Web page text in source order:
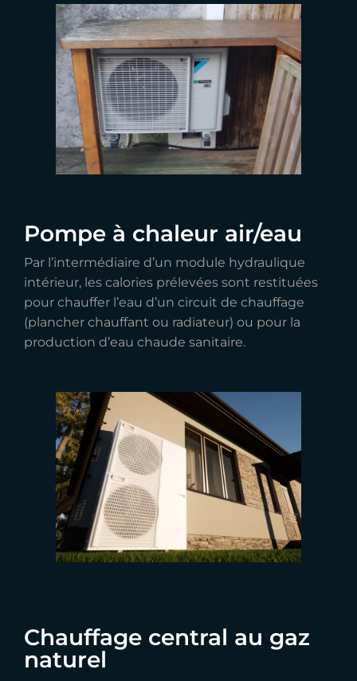
Pompe à chaleur air/eau
Par l’intermédiaire d’un module hydraulique
intérieur, les calories prélevées sont restituées
pour chauffer l’eau d’un circuit de chauffage
(plancher chauffant ou radiateur) ou pour la
production d’eau chaude sanitaire.
Chauffage central au gaz
naturel